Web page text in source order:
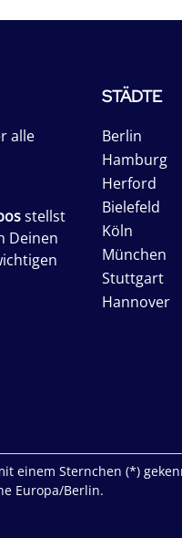
alle
stellst
Deinen
STÄDTE
Berlin
Hamburg
Herford
Bielefeld
Köln
München
Stuttgart
Hannover
einem Sternchen (*)
Europa/Berlin.